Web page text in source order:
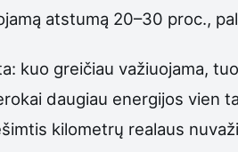
atstumą 20–30 proc.,
kuo greičiau važiuojama,
daugiau energijos vien
kilometrų realaus